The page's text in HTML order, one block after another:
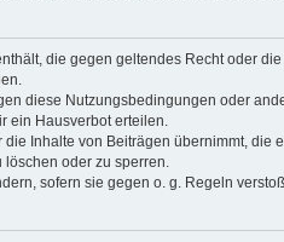
die gegen geltendes Recht oder
diese Nutzungsbedingungen oder
ein Hausverbot erteilen.
Inhalte von Beiträgen übernimmt,
löschen oder zu sperren.
sofern sie gegen o. g. Regeln